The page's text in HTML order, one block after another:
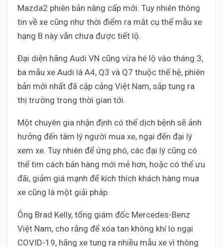
Mazda2 phiên bản nâng cấp mới. Tuy nhiên thông
tin về xe cũng như thời điểm ra mắt cụ thể mẫu xe
hạng B này vẫn chưa được tiết lộ.
Đại diện hãng Audi VN cũng vừa hé lộ vào tháng 3,
ba mẫu xe Audi là A4, Q3 và Q7 thuộc thế hệ, phiên
bản mới nhất đã cập cảng Việt Nam, sắp tung ra
thị trường trong thời gian tới.
Một chuyên gia nhận định có thể dịch bệnh sẽ ảnh
hưởng đến tâm lý người mua xe, ngại đến đại lý
xem xe. Tuy nhiên để ứng phó, các đại lý cũng có
thể tìm cách bán hàng mới mẻ hơn, hoặc có thể ưu
đãi, giảm giá mạnh để kích thích khách hàng mua
xe cũng là một giải pháp.
Ông Brad Kelly, tổng giám đốc Mercedes-Benz
Việt Nam, cho rằng để xóa tan không khí lo ngại
COVID-19, hãng xe tung ra nhiều mẫu xe vì thông